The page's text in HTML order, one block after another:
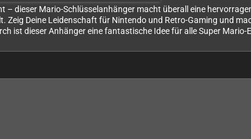
dieser Mario-Schlüsselanhänger macht überall eine
Deine Leidenschaft für Nintendo und Retro-Gaming und
ist dieser Anhänger eine fantastische Idee für alle Super Mario-